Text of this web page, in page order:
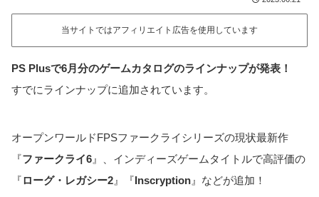
当サイトではアフィリエイト広告を使用しています
PS Plusで6月分のゲームカタログのラインナップが発表！
すでにラインナップに追加されています。
オープンワールドFPSファークライシリーズの現状最新作
『ファークライ6』、インディーズゲームタイトルで高評価の
『ローグ・レガシー2』『 Inscryption』などが追加！